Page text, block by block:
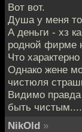
Вот вот.
Душа у меня
А деньги - хз
родной фирме
Что
Однако жене
чистюля
Видимо
быть
NikOld »